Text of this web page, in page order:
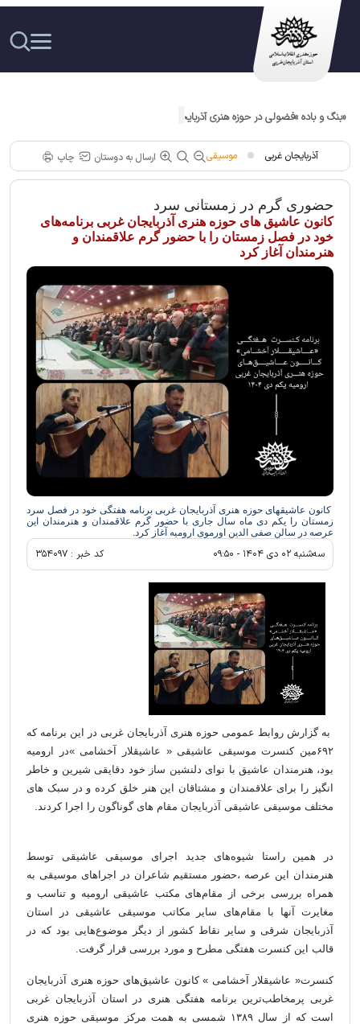
«بنگ و باده »فضولی در حوزه هنری آذربایجان غربی معرفی شد
آذربایجان غربی موسیقی ارسال به دوستان چاپ
حضوری گرم در زمستانی سرد
کانون عاشیق های حوزه هنری آذربایجان غربی برنامه‌های
خود در فصل زمستان را با حضور گرم علاقمندان و
هنرمندان آغاز کرد
کانون عاشیقهای حوزه هنری آذربایجان غربی برنامه هفتگی خود در فصل سرد
زمستان را یکم دی ماه سال جاری با حضور گرم علاقمندان و هنرمندان این
عرصه در سالن صفی الدین اورموی ارومیه آغاز کرد.
سه‌شنبه ۰۲ دی ۱۴۰۴ - ۰۹:۵۰ کد خبر :
به گزارش روابط عمومی حوزه هنری آذربایجان غربی در این برنامه که
۶۹۲مین کنسرت موسیقی عاشیقی « عاشیقلار آخشامی »در ارومیه
بود، هنرمندان عاشیق با نوای دلنشین ساز خود دقایقی شیرین و خاطر
انگیز را برای علاقمندان و مشتاقان این هنر خلق کرده و در سبک های
مختلف موسیقی عاشیقی آذربایجان مقام های گوناگون را اجرا کردند.
در همین راستا شیوه‌های جدید اجرای موسیقی عاشیقی توسط
هنرمندان این عرصه ،حضور مستقیم شاعران در اجراهای موسیقی به
همراه بررسی برخی از مقام‌های مکتب عاشیقی ارومیه و تناسب و
مغایرت آنها با مقام‌های سایر مکاتب موسیقی عاشیقی در استان
آذربایجان شرقی و سایر نقاط کشور از دیگر موضوع‌هایی بود که در
قالب این کنسرت هفتگی مطرح و مورد بررسی قرار گرفت.
کنسرت« عاشیقلار آخشامی » کانون عاشیق‌های حوزه هنری آذربایجان
غربی پرمخاطب‌ترین برنامه هفتگی هنری در استان آذربایجان غربی
است که از سال ۱۳۸۹ شمسی به همت مرکز موسیقی حوزه هنری